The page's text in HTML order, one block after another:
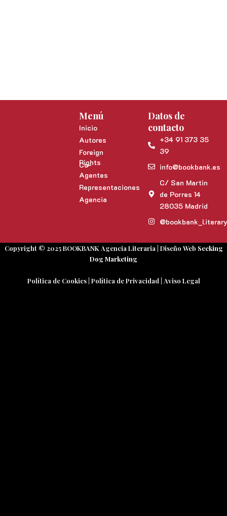
Menú
Inicio
Autores
Foreign
Rights
Co-
Agentes
Representaciones
Agencia
Datos de
contacto
+34 91 373 35
39
info@bookbank.es
C/ San Martin
de Porres 14
28035 Madrid
Copyright © 2025 BOOKBANK Agencia Literaria | Diseño Web Seeking
Dog Marketing
Política de Cookies| Política de Privacidad Aviso Legal